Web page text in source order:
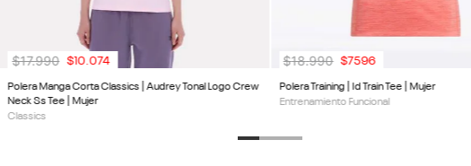
Polera Manga Corta Classics | Audrey Tonal Logo Crew
Neck Ss Tee | Mujer
Classics
$17.990 $10.074
Polera Training | Id Train Tee | Mujer
Entrenamiento Funcional
$18.990 $7596